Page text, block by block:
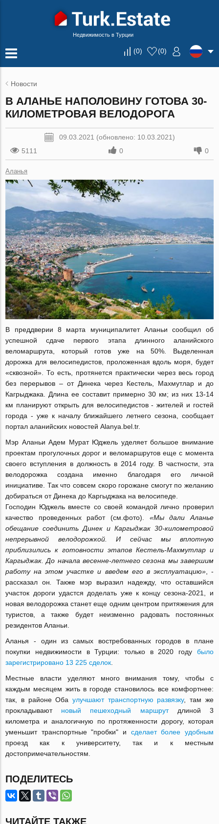
Недвижимость в Турции
(0) (0)
Новости
В АЛАНЬЕ НАПОЛОВИНУ ГОТОВА 30-
КИЛОМЕТРОВАЯ ВЕЛОДОРОГА
09.03.2021 (обновлено: 10.03.2021)
5111
0 0
Аланья
В преддверии 8 марта муниципалитет Аланьи сообщил об
успешной сдаче первого этапа длинного аланийского
веломаршрута, который готов уже на 50%. Выделенная
дорожка для велосипедистов, проложенная вдоль моря, будет
«сквозной». То есть, протянется практически через весь город
без перерывов – от Динека через Кестель, Махмутлар и до
Кагрыджака. Длина ее составит примерно 30 км; из них 13-14
км планируют открыть для велосипедистов - жителей и гостей
города - уже к началу ближайшего летнего сезона, сообщает
портал аланийских новостей Alanya.bel.tr.
Мэр Аланьи Адем Мурат Юджель уделяет большое внимание
проектам прогулочных дорог и веломаршрутов еще с момента
своего вступления в должность в 2014 году. В частности, эта
велодорожка создана именно благодаря его личной
инициативе. Так что совсем скоро горожане смогут по желанию
добираться от Динека до Каргыджака на велосипеде.
Господин Юджель вместе со своей командой лично проверил
качество проведенных работ (см.фото). «Мы дали Аланье
обещание соединить Динек и Каргыджак 30-километровой
непрерывной велодорожкой. И сейчас мы вплотную
приблизились к готовности этапов Кестель-Махмутлар и
Каргыджак. До начала весенне-летнего сезона мы завершим
работу на этом участке и введем его в эксплуатацию», -
рассказал он
Также мэр выразил надежду, что оставшийся
участок дороги удастся доделать уже к концу сезона-2021, и
новая велодорожка станет еще одним центром притяжения для
туристов, а также будет неизменно радовать постоянных
резидентов Аланьи.
Аланья - один из самых востребованных городов в плане
покупки недвижимости в Турции: только в 2020 году было
зарегистрировано 13 225 сделок
Местные власти уделяют много внимания тому, чтобы с
каждым месяцем жить в городе становилось все комфортнее:
так, в районе Оба улучшают транспортную развязку, там же
прокладывают новый пешеходный маршрутдлиной 3
километра и аналогичную по протяженности дорогу, которая
уменьшит транспортные "пробки" и сделает более удобным
проезд как к университету, так и к местным
достопримечательностям.
ПОДЕЛИТЕСЬ
ЧИТАЙТЕ ТАКЖЕ